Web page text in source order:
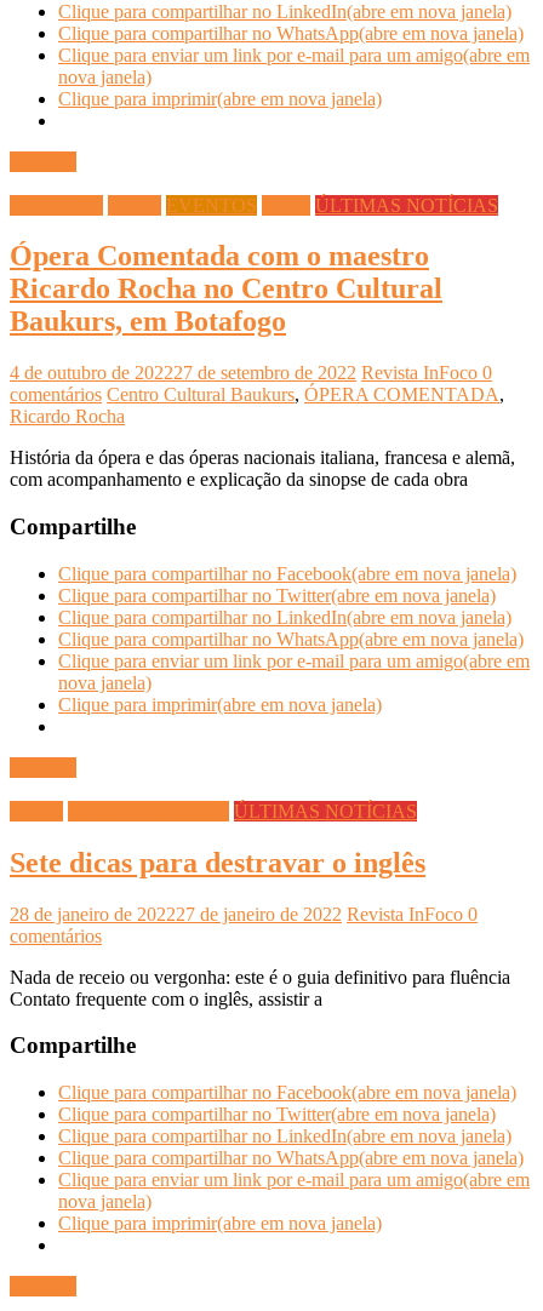
Clique para compartilhar no LinkedIn(abre em nova janela)
Clique para compartilhar no WhatsApp(abre em nova janela)
Clique para enviar um link por e-mail para um amigo(abre em
nova janela)
Clique para imprimir(abre em nova janela)
EVENTOS ÚLTIMAS NOTÍCIAS
Ópera Comentada com o maestro
Ricardo Rocha no Centro Cultural
Baukurs, em Botafogo
4 de outubro de 202227 de setembro de 2022 Revista InFoco 0
comentários Centro Cultural Baukurs, ÓPERA COMENTADA,
Ricardo Rocha
História da ópera e das óperas nacionais italiana, francesa e alemã,
com acompanhamento e explicação da sinopse de cada obra
Compartilhe
Clique para compartilhar no Facebook(abre em nova janela)
Clique para compartilhar no Twitter(abre em nova janela)
Clique para compartilhar no LinkedIn(abre em nova janela)
Clique para compartilhar no WhatsApp(abre em nova janela)
Clique para enviar um link por e-mail para um amigo(abre em
nova janela)
Clique para imprimir(abre em nova janela)
ÚLTIMAS NOTÍCIAS
Sete dicas para destravar o inglês
28 de janeiro de 202227 de janeiro de 2022 Revista InFoco 0
comentários
Nada de receio ou vergonha: este é o guia definitivo para fluência
Contato frequente com o inglês, assistir a
Compartilhe
Clique para compartilhar no Facebook(abre em nova janela)
Clique para compartilhar no Twitter(abre em nova janela)
Clique para compartilhar no LinkedIn(abre em nova janela)
Clique para compartilhar no WhatsApp(abre em nova janela)
Clique para enviar um link por e-mail para um amigo(abre em
nova janela)
Clique para imprimir(abre em nova janela)